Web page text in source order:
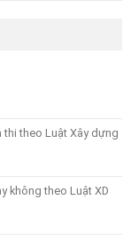
theo Luật Xây dựng
không theo Luật XD